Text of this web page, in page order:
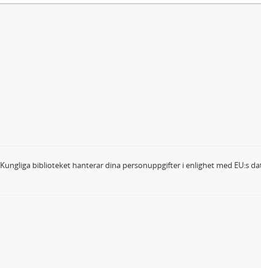
Kungliga biblioteket hanterar dina personuppgifter i enlighet med EU:s